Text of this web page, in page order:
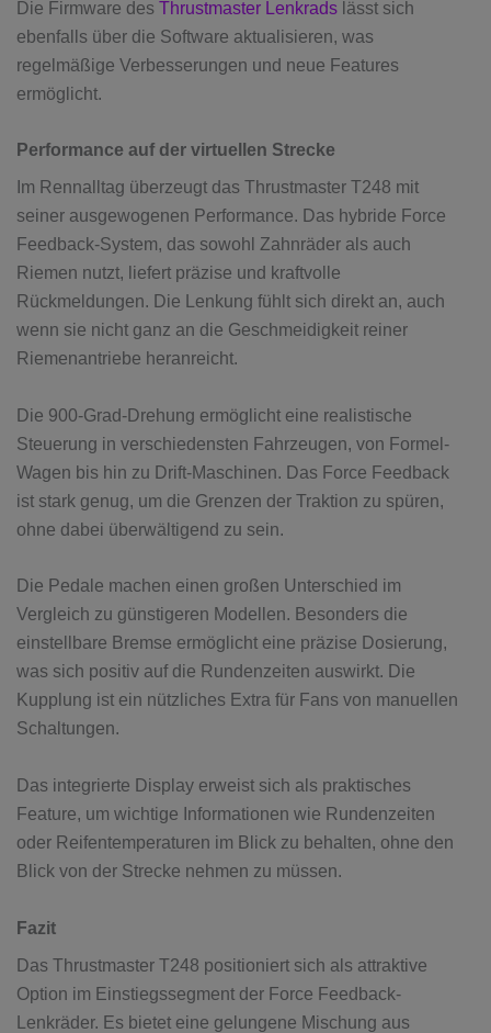
Die Firmware des Thrustmaster Lenkrads lässt sich
ebenfalls über die Software aktualisieren, was
regelmäßige Verbesserungen und neue Features
ermöglicht.
Performance auf der virtuellen Strecke
Im Rennalltag überzeugt das Thrustmaster T248 mit
seiner ausgewogenen Performance. Das hybride Force
Feedback-System, das sowohl Zahnräder als auch
Riemen nutzt, liefert präzise und kraftvolle
Rückmeldungen. Die Lenkung fühlt sich direkt an, auch
wenn sie nicht ganz an die Geschmeidigkeit reiner
Riemenantriebe heranreicht.
Die 900-Grad-Drehung ermöglicht eine realistische
Steuerung in verschiedensten Fahrzeugen, von Formel-
Wagen bis hin zu Drift-Maschinen. Das Force Feedback
ist stark genug, um die Grenzen der Traktion zu spüren,
ohne dabei überwältigend zu sein.
Die Pedale machen einen großen Unterschied im
Vergleich zu günstigeren Modellen. Besonders die
einstellbare Bremse ermöglicht eine präzise Dosierung,
was sich positiv auf die Rundenzeiten auswirkt. Die
Kupplung ist ein nützliches Extra für Fans von manuellen
Schaltungen.
Das integrierte Display erweist sich als praktisches
Feature, um wichtige Informationen wie Rundenzeiten
oder Reifentemperaturen im Blick zu behalten, ohne den
Blick von der Strecke nehmen zu müssen.
Fazit
Das Thrustmaster T248 positioniert sich als attraktive
Option im Einstiegssegment der Force Feedback-
Lenkräder. Es bietet eine gelungene Mischung aus